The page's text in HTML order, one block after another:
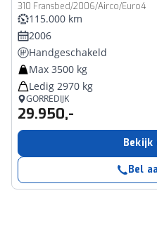
310 Fransbed/2006/Airco/Euro4
115.000 km
2006
Handgeschakeld
Max 3500 kg
Ledig 2970 kg
GORREDIJK
29.950,-
Bel